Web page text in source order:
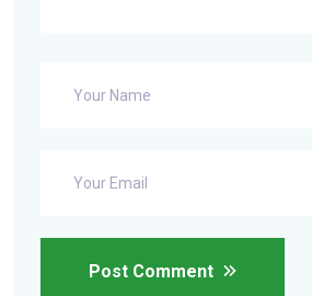
Post Comment